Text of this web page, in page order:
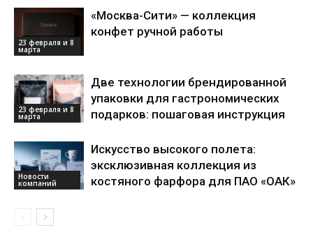
23 февраля и 8
марта
«Москва-Сити» — коллекция
конфет ручной работы
23 февраля и 8
марта
Две технологии брендированной
упаковки для гастрономических
подарков: пошаговая инструкция
Новости
компаний
Искусство высокого полета:
эксклюзивная коллекция из
костяного фарфора для ПАО «ОАК»